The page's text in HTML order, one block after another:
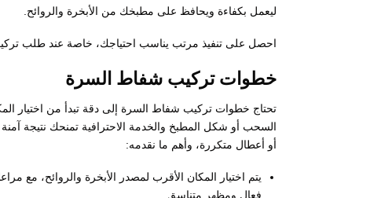
ليعمل بكفاءة ويحافظ على مطبخك من الأبخرة والروائح.
احصل على تنفيذ مرتب يناسب احتياجك، خاصة عند طلب
خطوات تركيب شفاط السرة
تحتاج خطوات تركيب شفاط السرة إلى دقة تبدأ من اختيار
السحب أو شكل المطبخ والخدمة الاحترافية تمنحك نتيجة
أو أعطال متكررة، وأهم ما نقدمه:
يتم اختيار المكان الأقرب لمصدر الأبخرة والروائح،
فعال ومظهر متناسق.